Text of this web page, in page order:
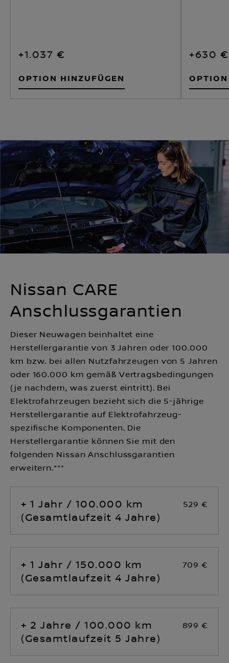
+1.037 €
OPTION HINZUFÜGEN
+630 €
Nissan CARE
Anschlussgarantien
Dieser Neuwagen beinhaltet eine
Herstellergarantie von 3 Jahren oder 100.000
km bzw. bei allen Nutzfahrzeugen von 5 Jahren
oder 160.000 km gemäß Vertragsbedingungen
(je nachdem, was zuerst eintritt). Bei
Elektrofahrzeugen bezieht sich die 5-jährige
Herstellergarantie auf Elektrofahrzeug-
spezifische Komponenten. Die
Herstellergarantie können Sie mit den
folgenden Nissan Anschlussgarantien
erweitern.***
+ 1 Jahr / 100.000 km
(Gesamtlaufzeit 4 Jahre)
529 €
+ 1 Jahr / 150.000 km
(Gesamtlaufzeit 4 Jahre)
709 €
+ 2 Jahre / 100.000 km
(Gesamtlaufzeit 5 Jahre)
899 €